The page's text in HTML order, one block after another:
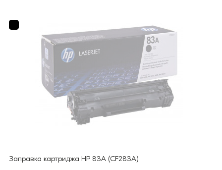
Заправка картриджа HP 83A (CF283A)